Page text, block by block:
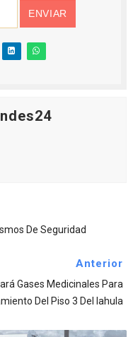
De Seguridad
Anterior
Gases Medicinales Para
Del Piso 3 Del Iahula